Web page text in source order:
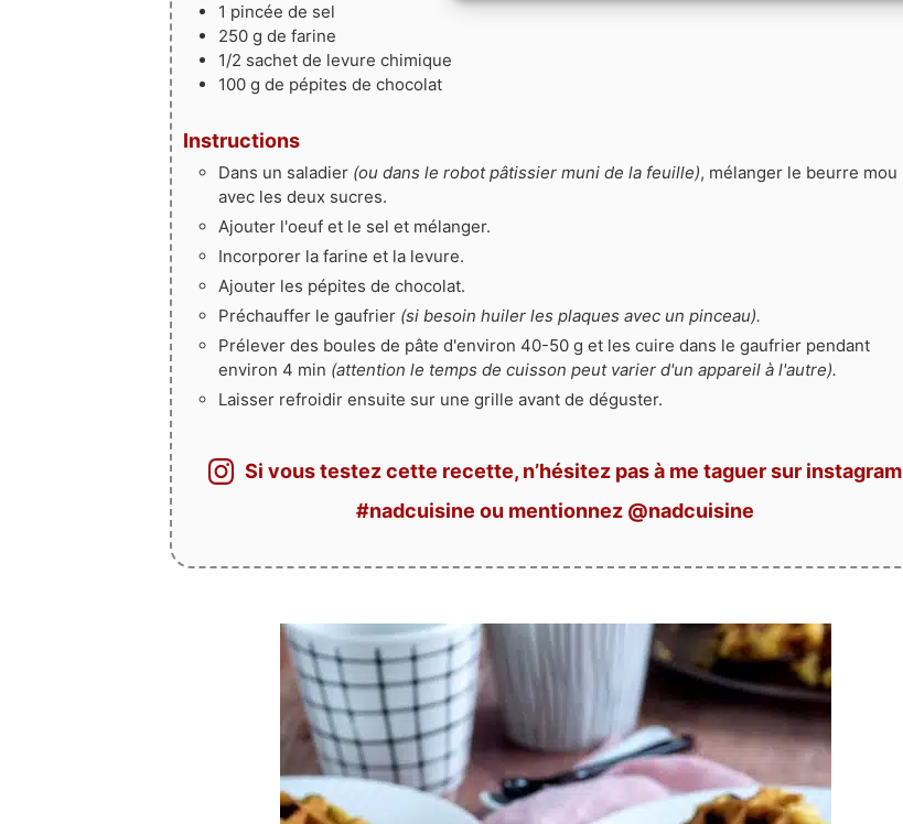
1 pincée de sel
250 g de farine
1/2 sachet de levure chimique
100 g de pépites de chocolat
Instructions
Dans un saladier (ou dans le robot pâtissier muni de la feuille), mélanger le beurre mou
avec les deux sucres.
Ajouter l'oeuf et le sel et mélanger.
Incorporer la farine et la levure.
Ajouter les pépites de chocolat.
Préchauffer le gaufrier (si besoin huiler les plaques avec un pinceau).
Prélever des boules de pâte d'environ 40-50 g et les cuire dans le gaufrier pendant
environ 4 min (attention le temps de cuisson peut varier d'un appareil à l'autre).
Laisser refroidir ensuite sur une grille avant de déguster.
Si vous testez cette recette, n’hésitez pas à me taguer sur instagram
#nadcuisine ou mentionnez @nadcuisine